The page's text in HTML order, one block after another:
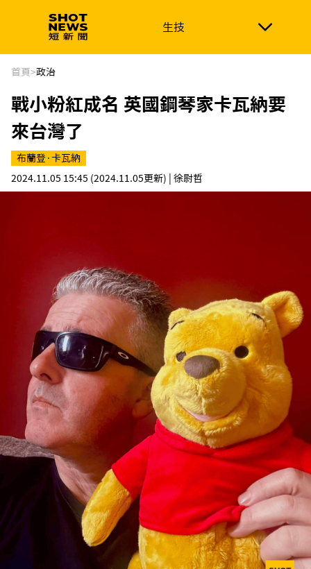
生技
生技 政治
新南向 體育
首頁>政治
戰小粉紅成名 英國鋼琴家卡瓦納要
來台灣了
布蘭登·卡瓦納
2024.11.05 15:45 (2024.11.05更新) | 徐尉哲